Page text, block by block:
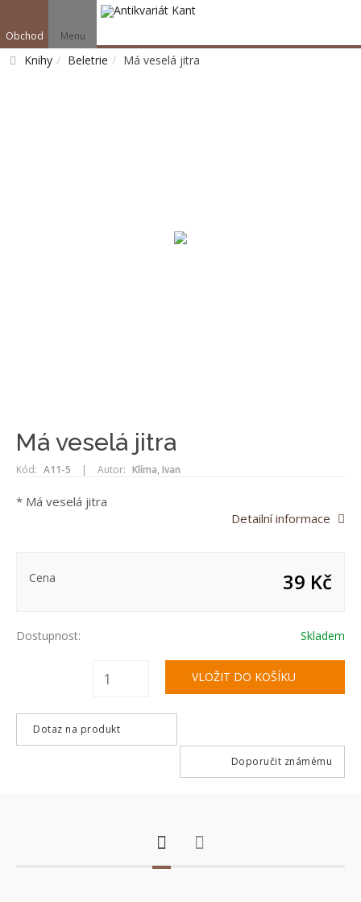
Obchod Menu
Knihy Beletrie Má veselá jitra
Má veselá jitra
Kód: A11-5 | Autor: Klíma, Ivan
* Má veselá jitra
Detailní informace
Cena 39 Kč
Dostupnost: Skladem
Dotaz na produkt
Doporučit známému